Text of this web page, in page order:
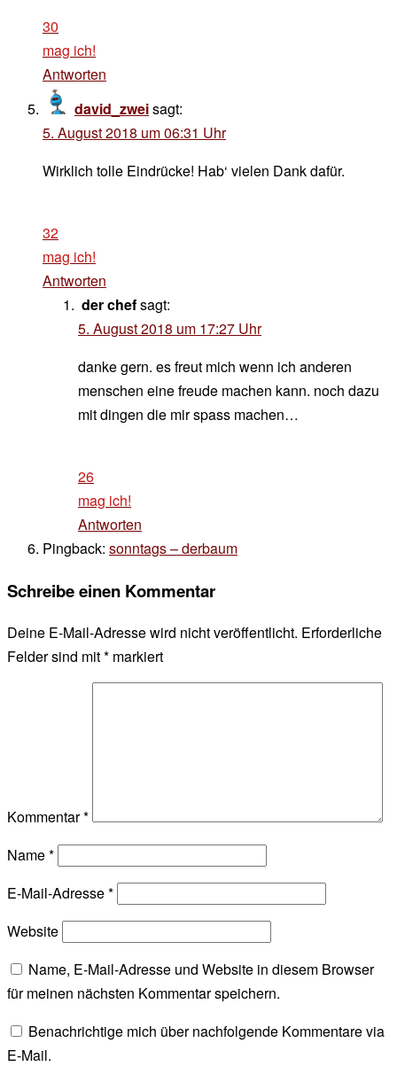
30
mag ich!
Antworten
david_zweisagt:
5. August 2018 um 06:31 Uhr
Wirklich tolle Eindrücke! Hab‘ vielen Dank dafür.
32
mag ich!
Antworten
der chefsagt:
5. August 2018 um 17:27 Uhr
danke gern. es freut mich wenn ich anderen
menschen eine freude machen kann. noch dazu
mit dingen die mir spass machen…
26
mag ich!
Antworten
Pingback: sonntags – derbaum
Schreibe einen Kommentar
Deine E-Mail-Adresse wird nicht veröffentlicht. Erforderliche
Felder sind mit* markiert
Kommentar*
Name*
E-Mail-Adresse*
Website
Name, E-Mail-Adresse und Website in diesem Browser
für meinen nächsten Kommentar speichern.
Benachrichtige mich über nachfolgende Kommentare via
E-Mail.